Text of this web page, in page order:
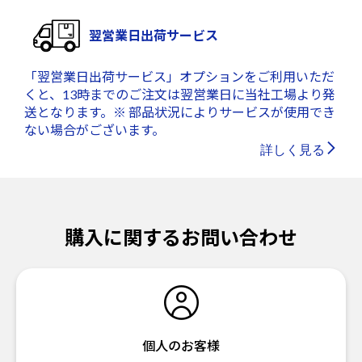
翌営業日出荷サービス
「翌営業日出荷サービス」オプションをご利用いただ
くと、13時までのご注文は翌営業日に当社工場より発
送となります。※ 部品状況によりサービスが使用でき
ない場合がございます。
詳しく見る
購入に関するお問い合わせ
個人のお客様